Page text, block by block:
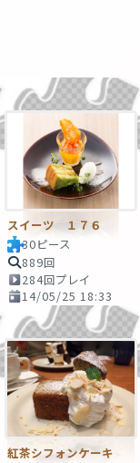
スイーツ １７６
30ピース
889回
284回プレイ
14/05/25 18:33
紅茶シフォンケーキ